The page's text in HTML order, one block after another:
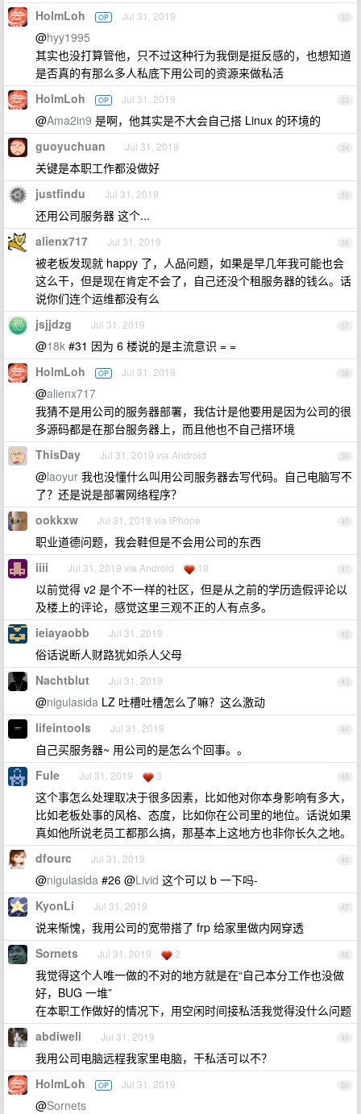
32
HolmLoh OP Jul 31, 2019
@hyy1995
其实也没打算管他，只不过这种行为我倒是挺反感的，也想知道
是否真的有那么多人私底下用公司的资源来做私活
33
HolmLoh OP Jul 31, 2019
@Ama2in9 是啊，他其实是不大会自己搭 Linux 的环境的
34
guoyuchuan Jul 31, 2019
关键是本职工作都没做好
35
justfindu Jul 31, 2019
还用公司服务器 这个...
36
alienx717 Jul 31, 2019
被老板发现就 happy 了，人品问题，如果是早几年我可能也会
这么干，但是现在肯定不会了，自己还没个租服务器的钱么。话
说你们连个运维都没有么
37
jsjjdzg Jul 31, 2019
@18k #31 因为 6 楼说的是主流意识 = =
38
HolmLoh OP Jul 31, 2019
@alienx717
我猜不是用公司的服务器部署，我估计是他要用是因为公司的很
多源码都是在那台服务器上，而且他也不自己搭环境
39
ThisDay Jul 31, 2019 via Android
@laoyur 我也没懂什么叫用公司服务器去写代码。自己电脑写不
了？还是说是部署网络程序？
40
ookkxw Jul 31, 2019 via iPhone
职业道德问题，我会鞋但是不会用公司的东西
41
iiii Jul 31, 2019 via Android 19
以前觉得 v2 是个不一样的社区，但是从之前的学历造假评论以
及楼上的评论，感觉这里三观不正的人有点多。
42
ieiayaobb Jul 31, 2019
俗话说断人财路犹如杀人父母
43
Nachtblut Jul 31, 2019
@nigulasida LZ 吐槽吐槽怎么了嘛？这么激动
44
lifeintools Jul 31, 2019
自己买服务器~ 用公司的是怎么个回事。。
45
Fule Jul 31, 2019 3
这个事怎么处理取决于很多因素，比如他对你本身影响有多大，
比如老板处事的风格、态度，比如你在公司里的地位。话说如果
真如他所说老员工都那么搞，那基本上这地方也非你长久之地。
46
dfourc Jul 31, 2019
@nigulasida #26 @Livid 这个可以 b 一下吗-
47
KyonLi Jul 31, 2019
说来惭愧，我用公司的宽带搭了 frp 给家里做内网穿透
48
Sornets Jul 31, 2019 2
我觉得这个人唯一做的不对的地方就是在“自己本分工作也没做
好，BUG 一堆”
在本职工作做好的情况下，用空闲时间接私活我觉得没什么问题
49
abdiweli Jul 31, 2019
我用公司电脑远程我家里电脑，干私活可以不？
50
HolmLoh OP Jul 31, 2019
@Sornets